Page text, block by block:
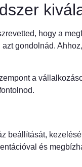
hogy a
gondolnád.
a
beállítását,
és